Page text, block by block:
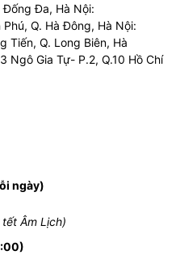
Đống Đa, Hà Nội:
Q. Hà Đông, Hà Nội:
Tiến, Q. Long Biên, Hà
Gia Tự- P.2, Q.10 Hồ Chí
ngày)
Âm Lịch)